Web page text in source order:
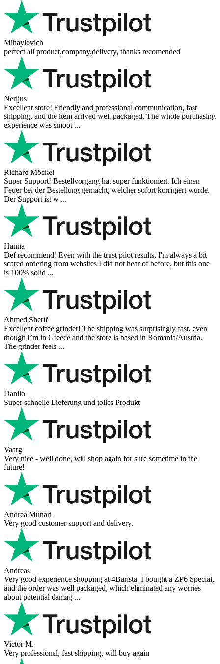
Mihaylovich
perfect all product,company,delivery, thanks recomended
Nerijus
Excellent store! Friendly and professional communication, fast
shipping, and the item arrived well packaged. The whole purchasing
experience was smoot ...
Richard Möckel
Super Support! Bestellvorgang hat super funktioniert. Ich einen
Feuer bei der Bestellung gemacht, welcher sofort korrigiert wurde.
Der Support ist w ...
Hanna
Def recommend! Even with the trust pilot results, I'm always a bit
scared ordering from websites I did not hear of before, but this one
is 100% solid ...
Ahmed Sherif
Excellent coffee grinder! The shipping was surprisingly fast, even
though I’m in Greece and the store is based in Romania/Austria.
The grinder feels ...
Danilo
Super schnelle Lieferung und tolles Produkt
Vaarg
Very nice - well done, will shop again for sure sometime in the
future!
Andrea Munari
Very good customer support and delivery.
Andreas
Very good experience shopping at 4Barista. I bought a ZP6 Special,
and the order was well packaged, which eliminated any worries
about potential damag ...
Victor M.
Very professional, fast shipping, will buy again